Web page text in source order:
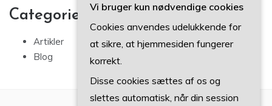
Categories
Artikler
Blog
Vi bruger kun nødvendige cookies
Cookies anvendes udelukkende for
at sikre, at hjemmesiden fungerer
korrekt.
Disse cookies sættes af os og
slettes automatisk, når din session